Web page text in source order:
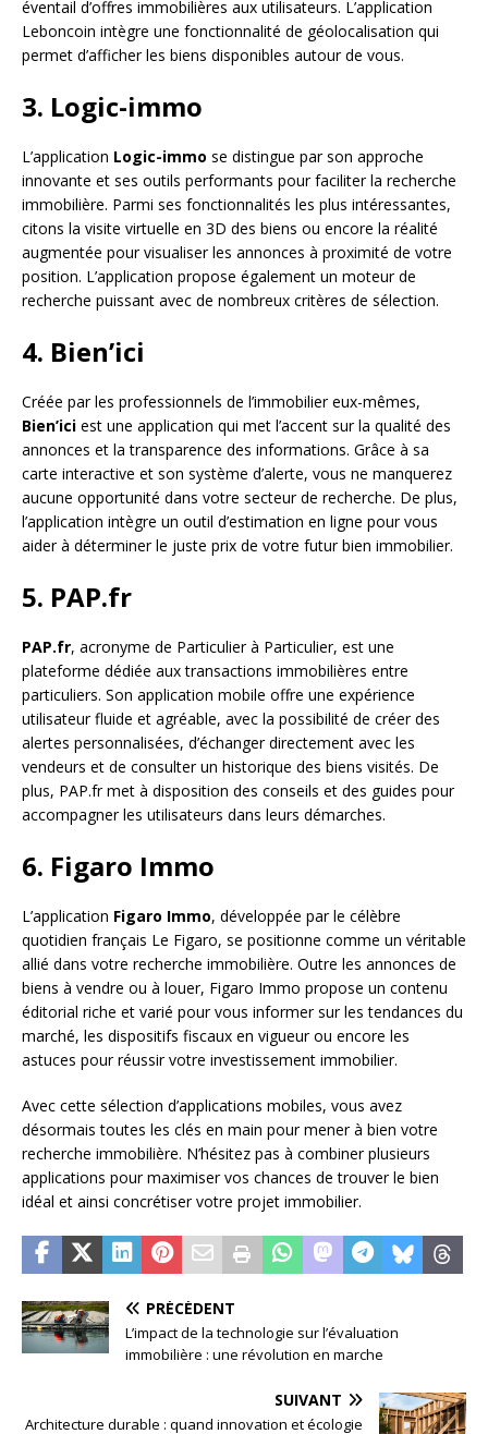
éventail d’offres immobilières aux utilisateurs. L’application
Leboncoin intègre une fonctionnalité de géolocalisation qui
permet d’afficher les biens disponibles autour de vous.
3. Logic-immo
L’application Logic-immo se distingue par son approche
innovante et ses outils performants pour faciliter la recherche
immobilière. Parmi ses fonctionnalités les plus intéressantes,
citons la visite virtuelle en 3D des biens ou encore la réalité
augmentée pour visualiser les annonces à proximité de votre
position. L’application propose également un moteur de
recherche puissant avec de nombreux critères de sélection.
4. Bien’ici
Créée par les professionnels de l’immobilier eux-mêmes,
Bien’ici est une application qui met l’accent sur la qualité des
annonces et la transparence des informations. Grâce à sa
carte interactive et son système d’alerte, vous ne manquerez
aucune opportunité dans votre secteur de recherche. De plus,
l’application intègre un outil d’estimation en ligne pour vous
aider à déterminer le juste prix de votre futur bien immobilier.
5. PAP.fr
PAP.fr, acronyme de Particulier à Particulier, est une
plateforme dédiée aux transactions immobilières entre
particuliers. Son application mobile offre une expérience
utilisateur fluide et agréable, avec la possibilité de créer des
alertes personnalisées, d’échanger directement avec les
vendeurs et de consulter un historique des biens visités. De
plus, PAP.fr met à disposition des conseils et des guides pour
accompagner les utilisateurs dans leurs démarches.
6. Figaro Immo
L’application Figaro Immo, développée par le célèbre
quotidien français Le Figaro, se positionne comme un véritable
allié dans votre recherche immobilière. Outre les annonces de
biens à vendre ou à louer, Figaro Immo propose un contenu
éditorial riche et varié pour vous informer sur les tendances du
marché, les dispositifs fiscaux en vigueur ou encore les
astuces pour réussir votre investissement immobilier.
Avec cette sélection d’applications mobiles, vous avez
désormais toutes les clés en main pour mener à bien votre
recherche immobilière. N’hésitez pas à combiner plusieurs
applications pour maximiser vos chances de trouver le bien
idéal et ainsi concrétiser votre projet immobilier.
PRÉCÉDENT
L’impact de la technologie sur l’évaluation
immobilière : une révolution en marche
SUIVANT
Architecture durable : quand innovation et écologie